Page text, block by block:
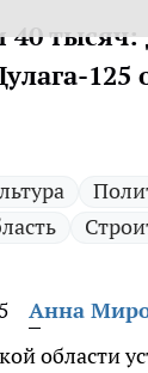
40
Анна
области